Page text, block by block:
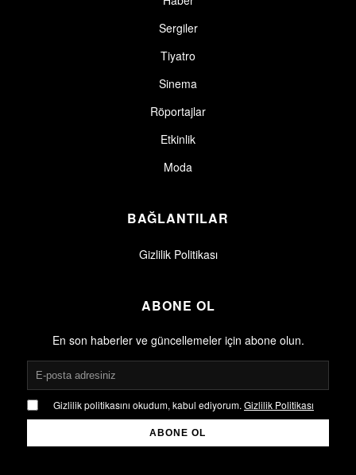
Sergiler
Tiyatro
Sinema
Röportajlar
Etkinlik
Moda
BAĞLANTILAR
Gizlilik Politikası
ABONE OL
En son haberler ve güncellemeler için abone olun.
Gizlilik politikasını okudum, kabul ediyorum. Gizlilik Politikası
ABONE OL